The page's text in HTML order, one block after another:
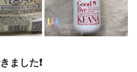
ました❗